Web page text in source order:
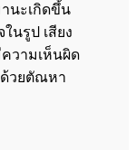
นะเกิดขึ้น
นรูป เสียง
วามเห็นผิด
วยตัณหา